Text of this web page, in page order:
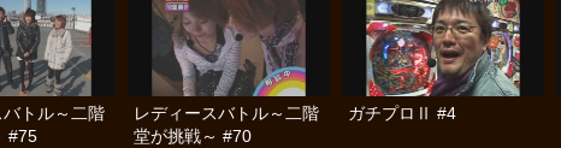
バトル～二階
#75
レディースバトル～二階
堂が挑戦～ #70
ガチプロⅡ #4